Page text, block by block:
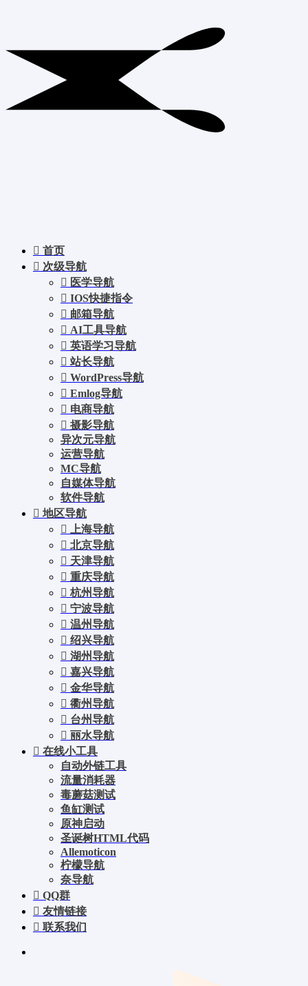
首页
次级导航
医学导航
IOS快捷指令
邮箱导航
AI工具导航
英语学习导航
站长导航
WordPress导航
Emlog导航
电商导航
摄影导航
异次元导航
运营导航
MC导航
自媒体导航
软件导航
地区导航
上海导航
北京导航
天津导航
重庆导航
杭州导航
宁波导航
温州导航
绍兴导航
湖州导航
嘉兴导航
金华导航
衢州导航
台州导航
丽水导航
在线小工具
自动外链工具
流量消耗器
毒蘑菇测试
鱼缸测试
原神启动
圣诞树HTML代码
Allemoticon
柠檬导航
奈导航
QQ群
友情链接
联系我们